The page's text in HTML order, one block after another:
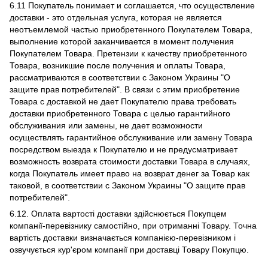
6.11 Покупатель понимает и соглашается, что осуществление
доставки - это отдельная услуга, которая не является
неотъемлемой частью приобретенного Покупателем Товара,
выполнение которой заканчивается в момент получения
Покупателем Товара. Претензии к качеству приобретенного
Товара, возникшие после получения и оплаты Товара,
рассматриваются в соответствии с Законом Украины "О
защите прав потребителей". В связи с этим приобретение
Товара с доставкой не дает Покупателю права требовать
доставки приобретенного Товара с целью гарантийного
обслуживания или замены, не дает возможности
осуществлять гарантийное обслуживание или замену Товара
посредством выезда к Покупателю и не предусматривает
возможность возврата стоимости доставки Товара в случаях,
когда Покупатель имеет право на возврат денег за Товар как
таковой, в соответствии с Законом Украины "О защите прав
потребителей".
6.12. Оплата вартості доставки здійснюється Покупцем
компанії-перевізнику самостійно, при отриманні Товару. Точна
вартість доставки визначається компанією-перевізником і
озвучується кур'єром компанії при доставці Товару Покупцю.